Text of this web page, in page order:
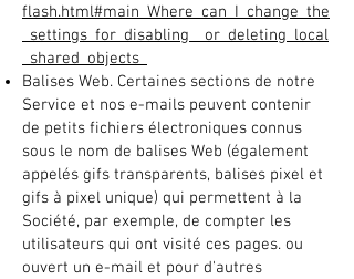
flash.html#main_Where_can_I_change_the
_settings_for_disabling__or_deleting_local
_shared_objects_
Balises Web. Certaines sections de notre
Service et nos e-mails peuvent contenir
de petits fichiers électroniques connus
sous le nom de balises Web (également
appelés gifs transparents, balises pixel et
gifs à pixel unique) qui permettent à la
Société, par exemple, de compter les
utilisateurs qui ont visité ces pages. ou
ouvert un e-mail et pour d'autres